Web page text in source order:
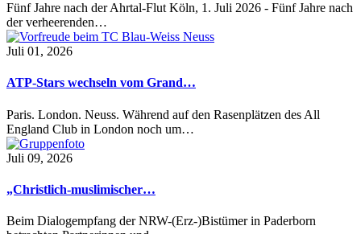
Fünf Jahre nach der Ahrtal-Flut Köln, 1. Juli 2026 - Fünf Jahre nach
der verheerenden…
Juli 01, 2026
ATP-Stars wechseln vom Grand…
Paris. London. Neuss. Während auf den Rasenplätzen des All
England Club in London noch um…
Juli 09, 2026
„Christlich-muslimischer…
Beim Dialogempfang der NRW-(Erz-)Bistümer in Paderborn